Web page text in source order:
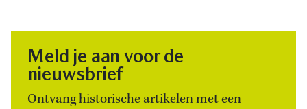
Meld je aan voor de
nieuwsbrief
Ontvang historische artikelen met een